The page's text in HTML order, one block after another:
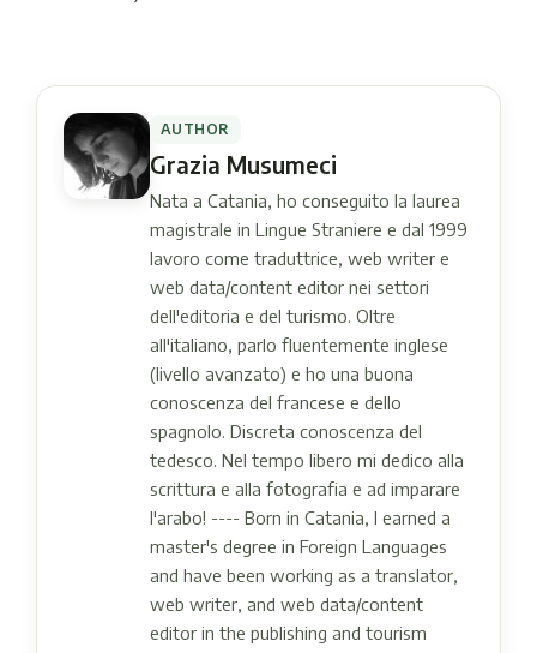
AUTHOR
Grazia Musumeci
Nata a Catania, ho conseguito la laurea
magistrale in Lingue Straniere e dal 1999
lavoro come traduttrice, web writer e
web data/content editor nei settori
dell'editoria e del turismo. Oltre
all'italiano, parlo fluentemente inglese
(livello avanzato) e ho una buona
conoscenza del francese e dello
spagnolo. Discreta conoscenza del
tedesco. Nel tempo libero mi dedico alla
scrittura e alla fotografia e ad imparare
l'arabo! ---- Born in Catania, I earned a
master's degree in Foreign Languages ​​
and have been working as a translator,
web writer, and web data/content
editor in the publishing and tourism